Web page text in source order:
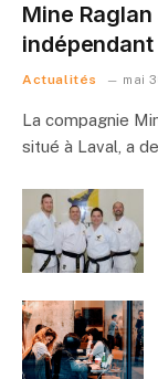
Mine
indépendant
Actualités mai
La compagnie
situé à Laval, a